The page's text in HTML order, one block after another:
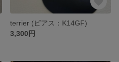
terrier (ピアス：K14GF)
3,300円